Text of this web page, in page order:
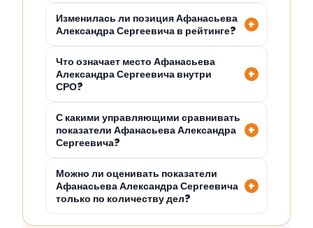
Изменилась ли позиция Афанасьева
Александра Сергеевича в рейтинге?
Что означает место Афанасьева
Александра Сергеевича внутри
СРО?
С какими управляющими сравнивать
показатели Афанасьева Александра
Сергеевича?
Можно ли оценивать показатели
Афанасьева Александра Сергеевича
только по количеству дел?